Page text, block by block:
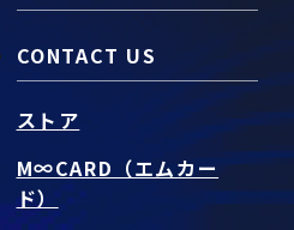
CONTACT US
ストア
M∞CARD（エムカー
ド）